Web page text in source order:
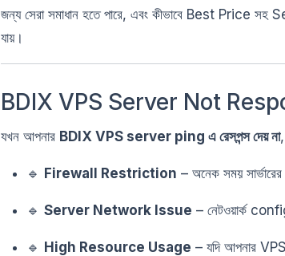
জন্য সেরা সমাধান হতে পারে, এবং কীভাবে Best
যায়।
BDIX VPS Server Not
যখন আপনার BDIX VPS server ping এ রেসপন্স দেয় না
🔹 Firewall Restriction – অনেক সময়
🔹 Server Network Issue – নেটওয়ার্ক
🔹 High Resource Usage – যদি আপনার